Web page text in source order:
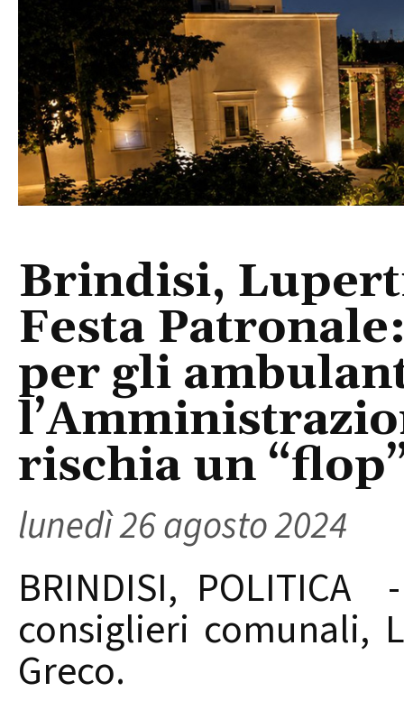
Brindisi,
Festa
per gli
rischia un
lunedì 26 agosto 2024
BRINDISI,
consiglieri comunali,
Greco.